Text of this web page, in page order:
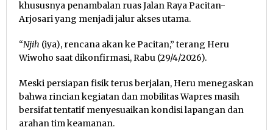
khususnya penambalan ruas Jalan Raya Pacitan-
Arjosari yang menjadi jalur akses utama.
“Njih (iya), rencana akan ke Pacitan,” terang Heru
Wiwoho saat dikonfirmasi, Rabu (29/4/2026).
Meski persiapan fisik terus berjalan, Heru menegaskan
bahwa rincian kegiatan dan mobilitas Wapres masih
bersifat tentatif menyesuaikan kondisi lapangan dan
arahan tim keamanan.